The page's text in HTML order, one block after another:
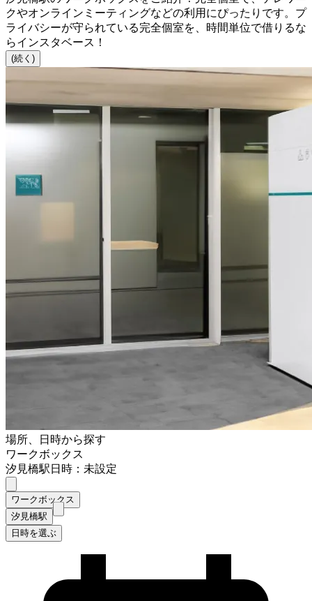
クやオンラインミーティングなどの利用にぴったりです。プ
ライバシーが守られている完全個室を、時間単位で借りるな
らインスタベース！
(続く)
場所、日時から探す
ワークボックス
汐見橋駅日時：未設定
ワークボックス
汐見橋駅
日時を選ぶ